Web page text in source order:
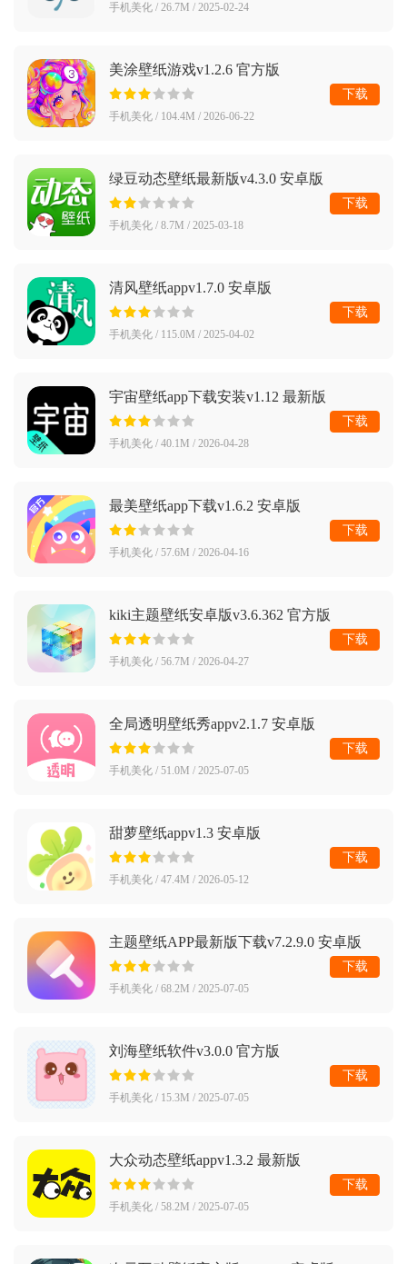
手机美化 / 26.7M / 2025-02-24
美涂壁纸游戏v1.2.6 官方版
手机美化 / 104.4M / 2026-06-22
下载
绿豆动态壁纸最新版v4.3.0 安卓版
手机美化 / 8.7M / 2025-03-18
下载
清风壁纸appv1.7.0 安卓版
手机美化 / 115.0M / 2025-04-02
下载
宇宙壁纸app下载安装v1.12 最新版
手机美化 / 40.1M / 2026-04-28
下载
最美壁纸app下载v1.6.2 安卓版
手机美化 / 57.6M / 2026-04-16
下载
kiki主题壁纸安卓版v3.6.362 官方版
手机美化 / 56.7M / 2026-04-27
下载
全局透明壁纸秀appv2.1.7 安卓版
手机美化 / 51.0M / 2025-07-05
下载
甜萝壁纸appv1.3 安卓版
手机美化 / 47.4M / 2026-05-12
下载
主题壁纸APP最新版下载v7.2.9.0 安卓版
手机美化 / 68.2M / 2025-07-05
下载
刘海壁纸软件v3.0.0 官方版
手机美化 / 15.3M / 2025-07-05
下载
大众动态壁纸appv1.3.2 最新版
手机美化 / 58.2M / 2025-07-05
下载